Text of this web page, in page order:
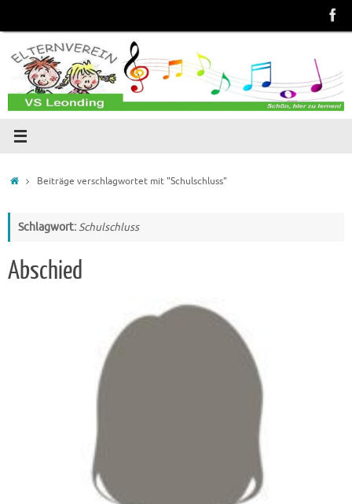
springen
StartBeiträge verschlagwortet mit "Schulschluss"
Schlagwort:Schulschluss
Abschied